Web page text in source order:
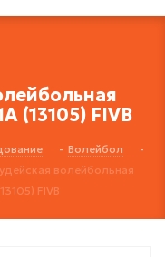
(13105) FIVB
- Волейбол
-
волейбольная
FIVB